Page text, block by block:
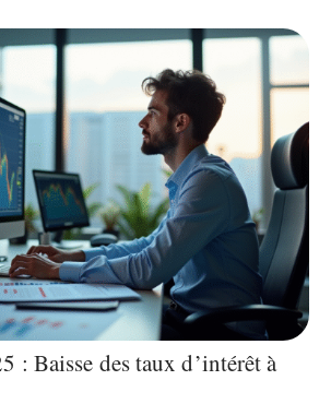
: Baisse des taux d’intérêt à